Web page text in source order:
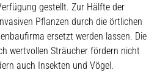
gestellt. Zur Hälfte der
Pflanzen durch die örtlichen
ersetzt werden lassen. Die
wertvollen Sträucher fördern nicht
auch Insekten und Vögel.